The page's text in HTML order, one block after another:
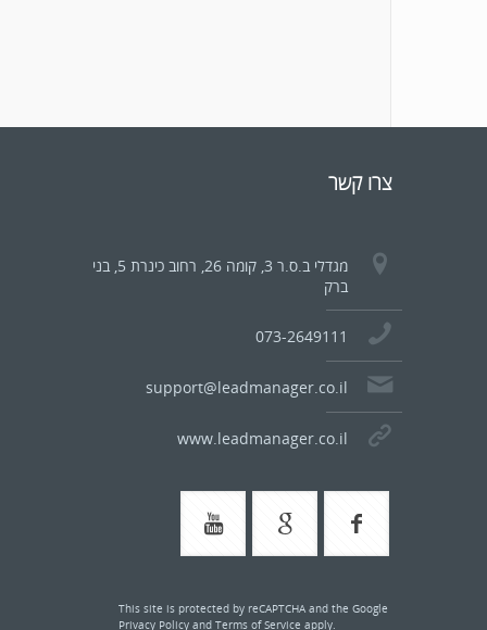
צרו קשר
מגדלי ב.ס.ר 3, קומה 26, רחוב כינרת 5, בני
ברק
073-2649111
support@leadmanager.co.il
www.leadmanager.co.il
This site is protected by reCAPTCHA and the Google
Privacy Policy and Terms of Service apply.